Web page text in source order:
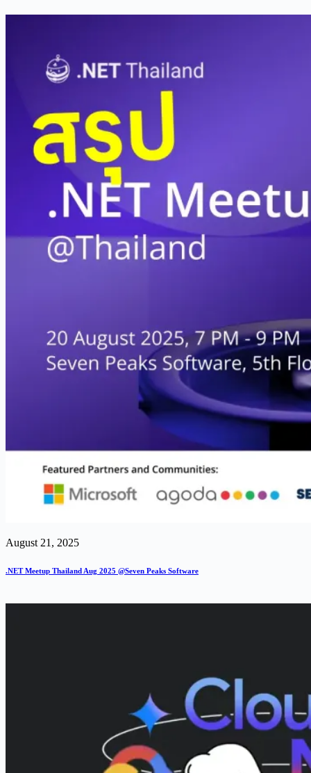
August 21, 2025
.NET Meetup Thailand Aug 2025 @Seven Peaks Software